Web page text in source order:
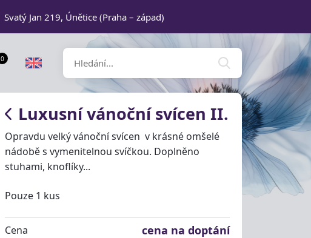
Svatý Jan 219, Únětice (Praha – západ)
0
Luxusní vánoční svícen II.
Opravdu velký vánoční svícen v krásné omšelé
nádobě s vymenitelnou svíčkou. Doplněno
stuhami, knoflíky...
Pouze 1 kus
Cena cena na doptání